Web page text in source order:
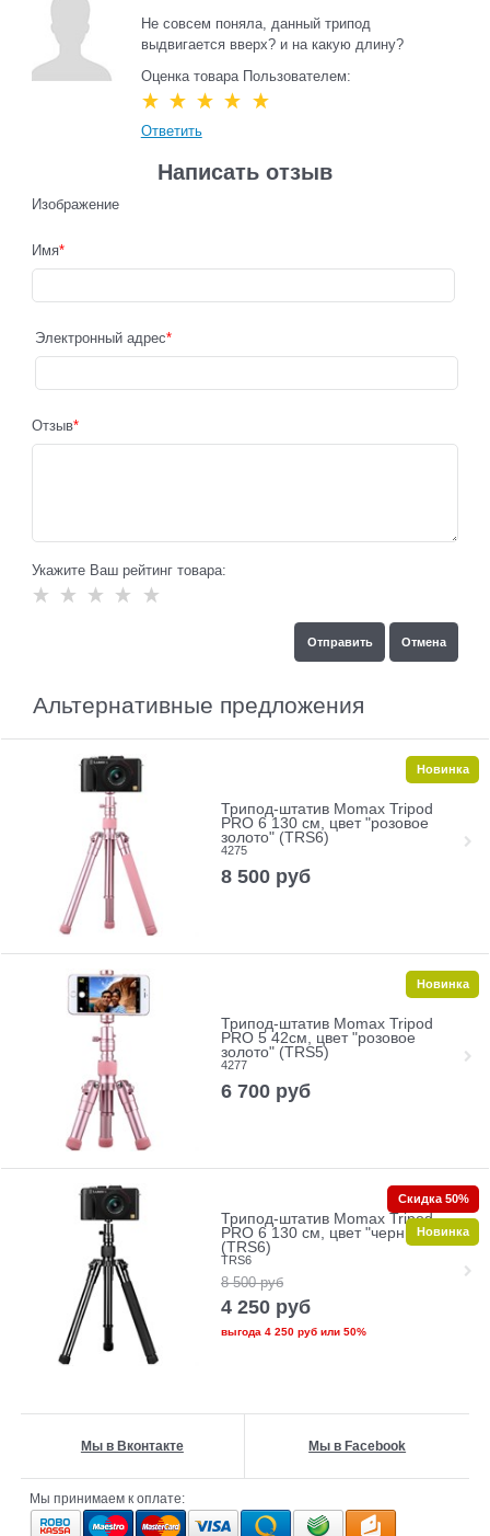
Не совсем поняла, данный трипод
выдвигается вверх? и на какую длину?
Оценка товара Пользователем:
Ответить
Написать отзыв
Изображение
Имя
Электронный адрес
Отзыв
Укажите Ваш рейтинг товара:
Альтернативные предложения
Трипод-штатив Momax Tripod
PRO 6 130 см, цвет "розовое
золото" (TRS6)
4275
8 500 руб
Новинка
Трипод-штатив Momax Tripod
PRO 5 42см, цвет "розовое
золото" (TRS5)
4277
6 700 руб
Новинка
Трипод-штатив Momax Tripod
PRO 6 130 см, цвет "черный"
(TRS6)
TRS6
8 500 руб
4 250 руб
выгода 4 250 рубили 50%
Скидка 50%
Новинка
Мы в Вконтакте Мы в Facebook
Мы принимаем к оплате: